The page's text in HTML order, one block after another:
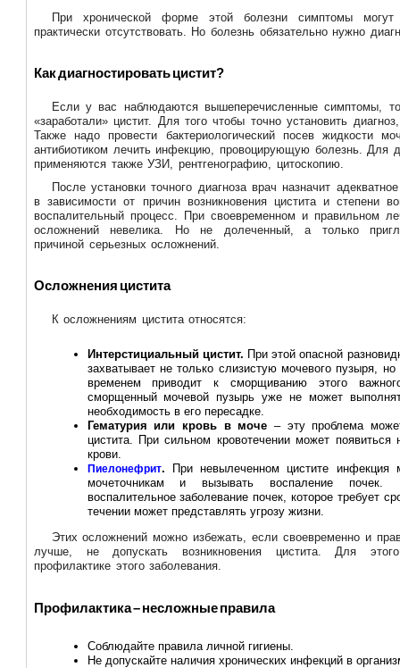
При хронической форме этой болезни симптомы
практически отсутствовать. Но болезнь обязательно нужно
Как диагностировать цистит?
Если у вас наблюдаются вышеперечисленные симптомы,
«заработали» цистит. Для того чтобы точно установить
Также надо провести бактериологический посев жидкости
антибиотиком лечить инфекцию, провоцирующую болезнь. Для
применяются также УЗИ, рентгенографию, цитоскопию.
После установки точного диагноза врач назначит
в зависимости от причин возникновения цистита и степени
воспалительный процесс. При своевременном и правильном
осложнений невелика. Но не долеченный, а только
причиной серьезных осложнений.
Осложнения цистита
К осложнениям цистита относятся:
Интерстициальный цистит. При этой опасной
захватывает не только слизистую мочевого пузыря,
временем приводит к сморщиванию этого
сморщенный мочевой пузырь уже не может
необходимость в его пересадке.
Гематурия или кровь в моче – эту проблема
цистита. При сильном кровотечении может появиться
крови.
Пиелонефрит.
При невылеченном цистите инфекция
мочеточникам и вызывать воспаление почек.
воспалительное заболевание почек, которое требует
течении может представлять угрозу жизни.
Этих осложнений можно избежать, если своевременно и
лучше, не допускать возникновения цистита. Для
профилактике этого заболевания.
Профилактика – несложные правила
Соблюдайте правила личной гигиены.
Не допускайте наличия хронических инфекций в